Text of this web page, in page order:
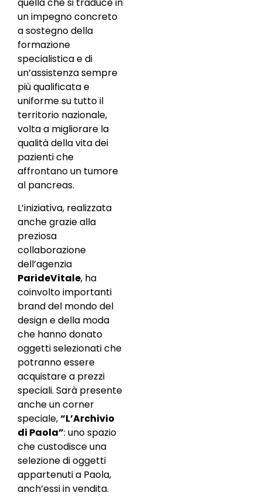
quella che si traduce in
un impegno concreto
a sostegno della
formazione
specialistica e di
un’assistenza sempre
più qualificata e
uniforme su tutto il
territorio nazionale,
volta a migliorare la
qualità della vita dei
pazienti che
affrontano un tumore
al pancreas.
L’iniziativa, realizzata
anche grazie alla
preziosa
collaborazione
dell’agenzia
ParideVitale, ha
coinvolto importanti
brand del mondo del
design e della moda
che hanno donato
oggetti selezionati che
potranno essere
acquistare a prezzi
speciali. Sarà presente
anche un corner
speciale,“L’Archivio
di Paola”: uno spazio
che custodisce una
selezione di oggetti
appartenuti a Paola,
anch’essi in vendita.